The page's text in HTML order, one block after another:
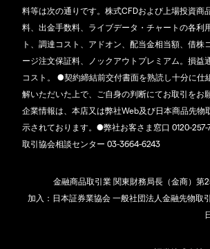
料等は次の通りです。株式CFDおよび上場投資商
料、出金手数料、ライブデータ・チャートの各利
ト、調達コスト、アドオン、配当金相当額、借株
ージ注文保証料、ノックアウトプレミアム。損益
コスト。 ●契約締結前交付書面を熟読し十分に仕
解いただいた上で、ご自身の判断にてお取引をお
企業情報は、本店又は弊社Web及び日本商品先物
示されております。●弊社お客さま窓口 0120-
取引協会相談センター 03-3664-6243
金融商品取引業 関東財務局長（金商）第
加入：日本証券業協会 一般社団法人金融先物取